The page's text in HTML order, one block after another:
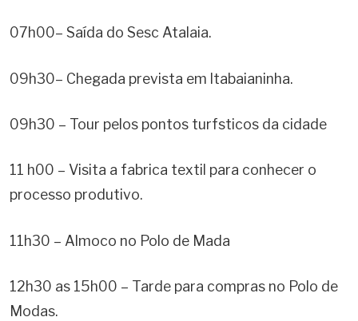
07h00– Saída do Sesc Atalaia.
09h30– Chegada prevista em ltabaianinha.
09h30 – Tour pelos pontos turfsticos da cidade
11 h00 – Visita a fabrica textil para conhecer o
processo produtivo.
11h30 – Almoco no Polo de Mada
12h30 as 15h00 – Tarde para compras no Polo de
Modas.